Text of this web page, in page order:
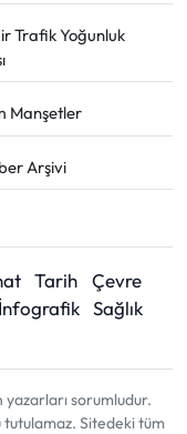
Trafik Yoğunluk
Manşetler
Arşivi
Tarih
Çevre
İnfografik Sağlık
sorumludur.
Sitedeki tüm